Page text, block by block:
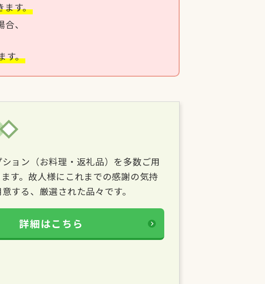
ます。
、
す。
ョン（お料理・返礼品）を多数ご用
す。故人様にこれまでの感謝の気持
する、厳選された品々です。
詳細はこちら